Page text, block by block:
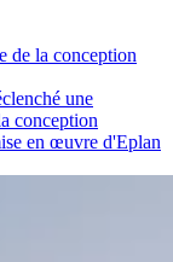
de la conception
une
conception
en œuvre d'Eplan